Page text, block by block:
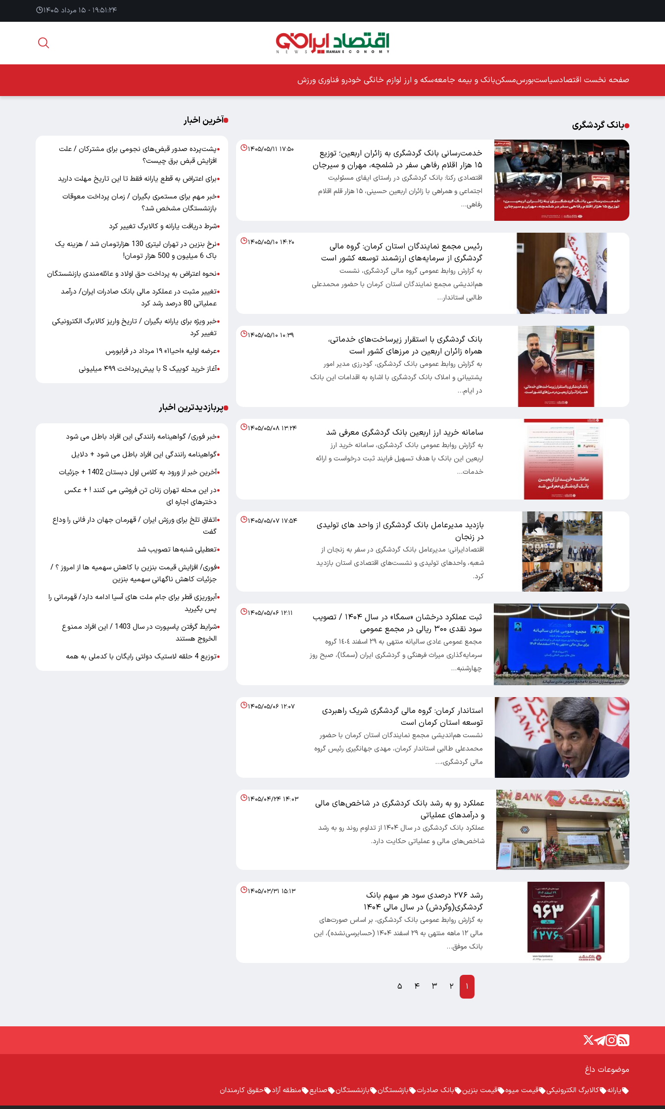
۱۹:۵۱:۲۵ - ۱۵ مرداد ۱۴۰۵
صفحه نخست اقتصادسیاستبورسمسکنبانک و بیمه جامعهسکه و ارز لوازم خانگی خودرو فناوری ورزش
بانک گردشگری
خدمت‌رسانی بانک گردشگری به زائران اربعین؛ توزیع
۱۵ هزار اقلام رفاهی سفر در شلمچه، مهران و سیرجان
اقتصادی رکنا: بانک گردشگری در راستای ایفای مسئولیت
اجتماعی و همراهی با زائران اربعین حسینی، ۱۵ هزار قلم اقلام
رفاهی…
۱۴۰۵/۰۵/۱۱ ۱۷:۵۰
رئیس مجمع نمایندگان استان کرمان: گروه مالی
گردشگری از سرمایه‌های ارزشمند توسعه کشور است
به گزارش روابط عمومی گروه مالی گردشگری، نشست
هم‌اندیشی مجمع نمایندگان استان کرمان با حضور محمدعلی
طالبی استاندار…
۱۴۰۵/۰۵/۱۰ ۱۴:۲۰
بانک گردشگری با استقرار زیرساخت‌های خدماتی،
همراه زائران اربعین در مرزهای کشور است
به گزارش روابط عمومی بانک گردشگری، گودرزی مدیر امور
پشتیبانی و املاک بانک گردشگری با اشاره به اقدامات این بانک
در ایام…
۱۴۰۵/۰۵/۱۰ ۱۰:۳۹
سامانه خرید ارز اربعین بانک گردشگری معرفی شد
به گزارش روابط عمومی بانک گردشگری، سامانه خرید ارز
اربعین این بانک با هدف تسهیل فرایند ثبت درخواست و ارائه
خدمات…
۱۴۰۵/۰۵/۰۸ ۱۳:۲۴
بازدید مدیرعامل بانک گردشگری از واحد های تولیدی
در زنجان
اقتصادایرانی: مدیرعامل بانک گردشگری در سفر به زنجان از
شعبه، واحدهای تولیدی و نشست‌های اقتصادی استان بازدید
کرد.
۱۴۰۵/۰۵/۰۷ ۱۷:۵۴
ثبت عملکرد درخشان «سمگا» در سال ۱۴۰۴ / تصویب
سود نقدی ۳۰۰ ریالی در مجمع عمومی
مجمع عمومی عادی سالیانه منتهی به ٢٩ اسفند ١٤٠٤ گروه
سرمایه‌گذاری میراث فرهنگی و گردشگری ایران (سمگا)، صبح روز
چهارشنبه…
۱۴۰۵/۰۵/۰۶ ۱۲:۱۱
استاندار کرمان: گروه مالی گردشگری شریک راهبردی
توسعه استان کرمان است
نشست هم‌اندیشی مجمع نمایندگان استان کرمان با حضور
محمدعلی طالبی استاندار کرمان، مهدی جهانگیری رئیس گروه
مالی گردشگری،…
۱۴۰۵/۰۵/۰۶ ۱۲:۰۷
عملکرد رو به رشد بانک کردشگری در شاخص‌های مالی
و درآمدهای عملیاتی
عملکرد بانک گردشگری در سال ۱۴۰۴ از تداوم روند رو به رشد
شاخص‌های مالی و عملیاتی حکایت دارد.
۱۴۰۵/۰۴/۲۴ ۱۴:۰۳
رشد ۲۷۶ درصدی سود هر سهم بانک
گردشگری(وگردش) در سال مالی ۱۴۰۴
به گزارش روابط عمومی بانک گردشگری، بر اساس صورت‌های
مالی ۱۲ ماهه منتهی به ۲۹ اسفند ۱۴۰۴ (حسابرسی‌نشده)، این
بانک موفق…
۱۴۰۵/۰۳/۳۱ ۱۵:۱۳
۱ ۲ ۳ ۴ ۵
آخرین اخبار
●پشت‌پرده صدور قبض‌های نجومی برای مشترکان / علت
افزایش قبض برق چیست؟
●برای اعتراض به قطع یارانه فقط تا این تاریخ مهلت دارید
●خبر مهم برای مستمری بگیران / زمان پرداخت معوقات
بازنشستگان مشخص شد؟
●شرط دریافت یارانه و کالابرگ تغییر کرد
●
نرخ بنزین در تهران لیتری 130 هزارتومان شد / هزینه یک
باک 6 میلیون و 500 هزار تومان!
●نحوه اعتراض به پرداخت حق اولاد و عائله‌مندی بازنشستگان
●تغییر مثبت در عملکرد مالی بانک صادرات ایران/ درآمد
عملیاتی 80 درصد رشد کرد
●خبر ویژه برای یارانه بگیران / تاریخ واریز کالابرگ الکترونیکی
تغییر کرد
●عرضه اولیه «احیا۱» ۱۹ مرداد در فرابورس
●آغاز خرید کوییک S با پیش‌پرداخت ۴۹۹ میلیونی
پربازدیدترین اخبار
●خبر فوری/ گواهینامه رانندگی این افراد باطل می شود
●گواهینامه رانندگی این افراد باطل می شود + دلایل
●آخرین خبر از ورود به کلاس اول دبستان 1402 + جزئیات
●در این محله تهران زنان تن فروشی می کنند ! + عکس
دخترهای اجاره ای
●اتفاق تلخ برای ورزش ایران / قهرمان جهان دار فانی را وداع
گفت
●تعطیلی شنبه‌ها تصویب شد
●فوری/ افزایش قیمت بنزین با کاهش سهمیه ها از امروز ؟ /
جزئیات کاهش ناگهانی سهمیه بنزین
●آبروریزی قطر برای جام ملت های آسیا ادامه دارد/ قهرمانی را
پس بگیرید
●
شرایط گرفتن پاسپورت در سال 1403 / این افراد ممنوع
الخروج هستند
●توزیع 4 حلقه لاستیک دولتی رایگان با کدملی به همه
موضوعات داغ
یارانه کالابرگ الکترونیکی قیمت میوه قیمت بنزین بانک صادرات بازشستگان بازنشستگان صنایع منطقه آزاد حقوق کارمندان